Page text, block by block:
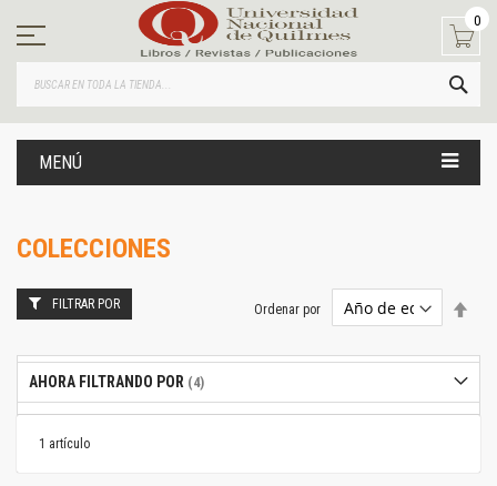
contenido
0
MENÚ
COLECCIONES
1 artículo
Ordenar por
FILTRAR POR
AHORA FILTRANDO POR